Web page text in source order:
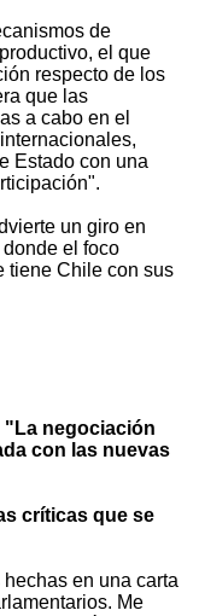
de
el que
respecto de los
que las
a cabo en el
Estado con una
un giro en
el foco
tiene Chile con sus
"La negociación
con las nuevas
críticas que se
en una carta
Me